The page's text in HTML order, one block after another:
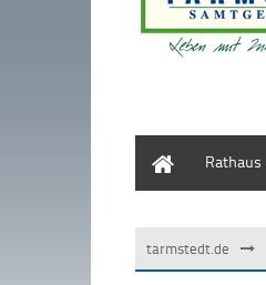
Rathaus
tarmstedt.de